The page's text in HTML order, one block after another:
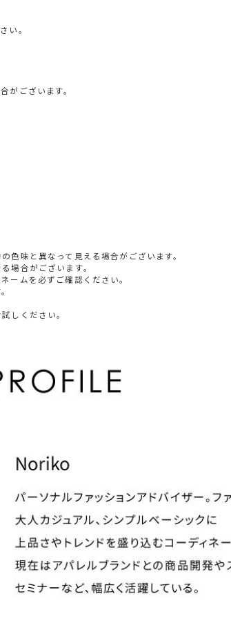
い。
がございます。
色味と異なって見える場合がございます。
場合がございます。
ームを必ずご確認ください。
しください。